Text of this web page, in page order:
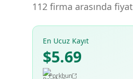
112 firma arasında
En Ucuz Kayıt
$5.69
Porkbun